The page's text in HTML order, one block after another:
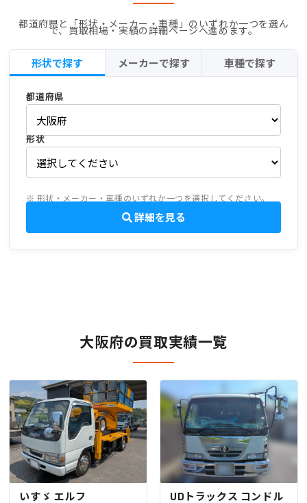
都道府県と「形状・メーカー・車種」のいずれか一つを選ん
で、買取相場・実績の詳細ページへ進めます。
形状で探す メーカーで探す 車種で探す
都道府県
形状
※ 形状・メーカー・車種のいずれか一つを選択してください。
詳細を見る
大阪府の買取実績一覧
いすゞ エルフ UDトラックス コンドル